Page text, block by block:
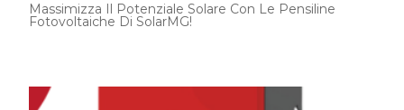
Massimizza Il Potenziale Solare Con Le Pensiline
Fotovoltaiche Di SolarMG!